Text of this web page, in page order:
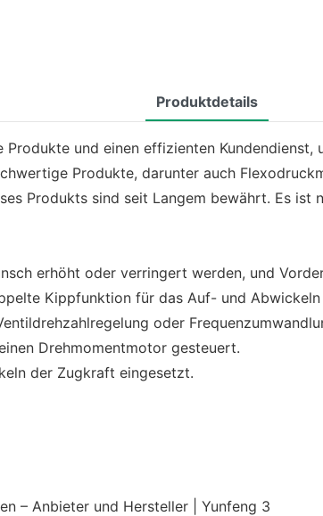
Produktdetails
und einen effizienten
Produkte, darunter auch
Produkts sind seit Langem bewährt. Es
erhöht oder verringert werden, und
Kippfunktion für das Auf- und
oder
Drehmomentmotor gesteuert.
der Zugkraft eingesetzt.